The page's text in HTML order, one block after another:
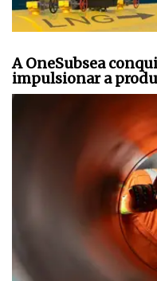
A OneSubsea
impulsionar a